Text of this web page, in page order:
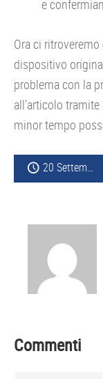
e
Ora ci
dispositivo
problema con la
all’articolo
minor tempo
20 Settembre 2013
Interazioni
Commenti